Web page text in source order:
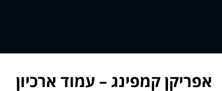
אפריקן קמפינג – עמוד ארכיון